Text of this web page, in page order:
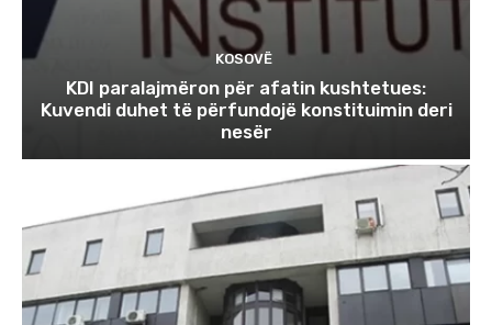
KOSOVË
KDI paralajmëron për afatin kushtetues:
Kuvendi duhet të përfundojë konstituimin deri
nesër